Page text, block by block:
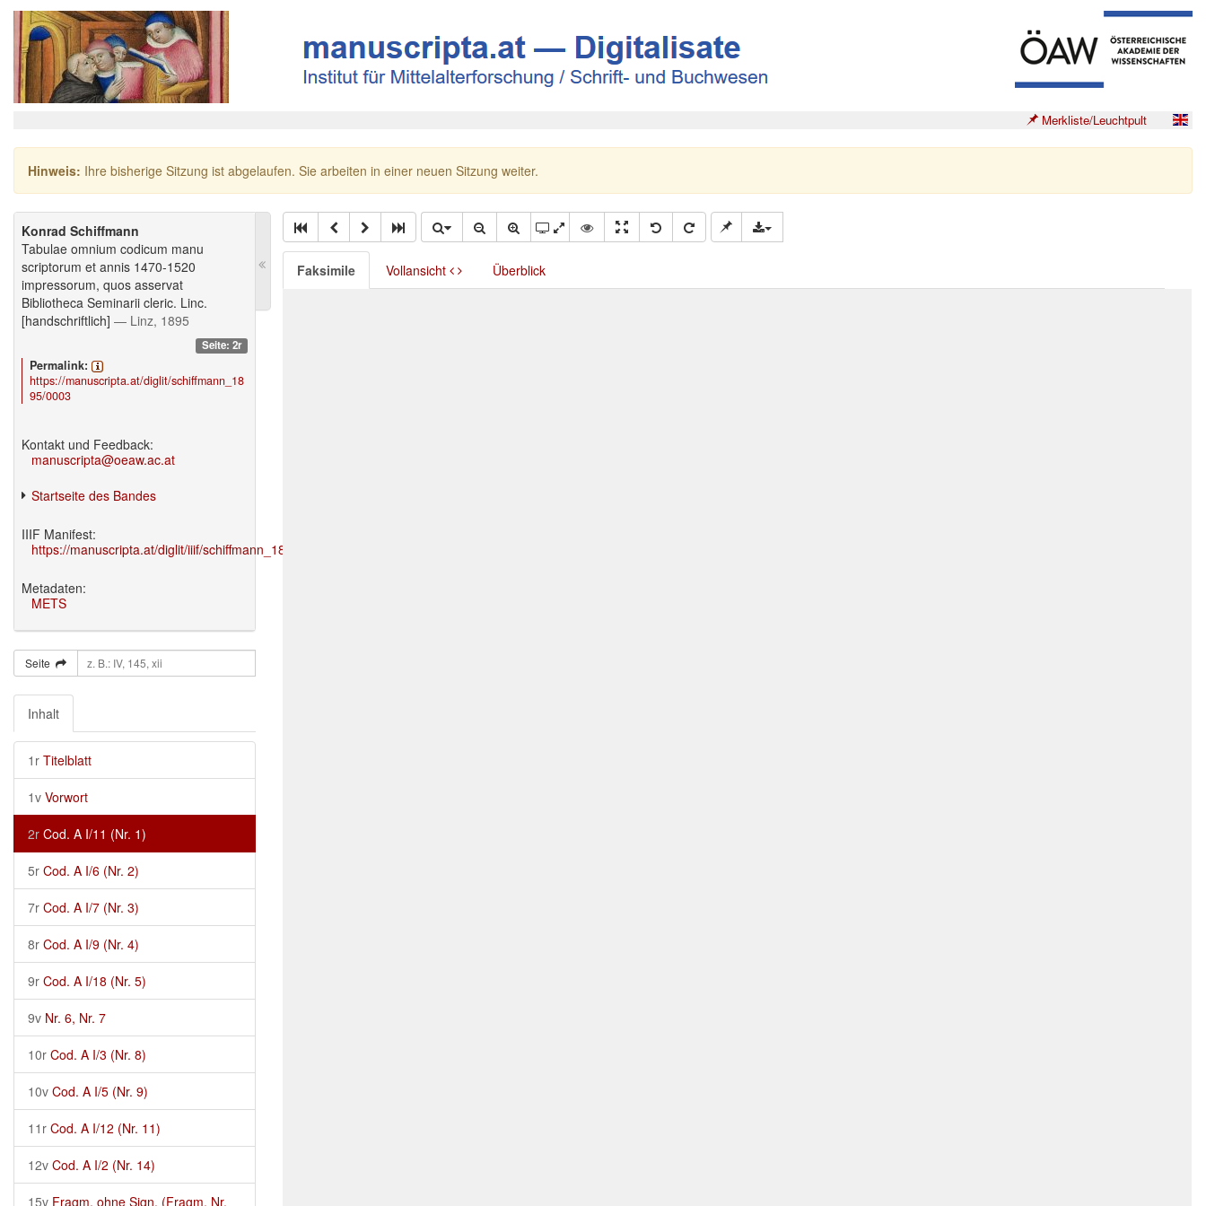
Merkliste/Leuchtpult
Hinweis: Ihre bisherige Sitzung ist abgelaufen. Sie arbeiten in einer neuen Sitzung weiter.
Konrad Schiffmann
Tabulae omnium codicum manu
scriptorum et annis 1470-1520
impressorum, quos asservat
Bibliotheca Seminarii cleric. Linc.
[handschriftlich] — Linz, 1895
Seite: 2r
Permalink:
https://manuscripta.at/diglit/schiffmann_18
95/0003
Kontakt und Feedback:
manuscripta@oeaw.ac.at
Startseite des Bandes
IIIF Manifest:
https://manuscripta.at/diglit/iiif/schiffmann_1895/manifest.json
Metadaten:
METS
Seite
Inhalt
1r Titelblatt
1v Vorwort
2r Cod. A I/11 (Nr. 1)
5r Cod. A I/6 (Nr. 2)
7r Cod. A I/7 (Nr. 3)
8r Cod. A I/9 (Nr. 4)
9r Cod. A I/18 (Nr. 5)
9v Nr. 6, Nr. 7
10r Cod. A I/3 (Nr. 8)
10v Cod. A I/5 (Nr. 9)
11r Cod. A I/12 (Nr. 11)
12v Cod. A I/2 (Nr. 14)
15v Fragm. ohne Sign. (Fragm. Nr.
Faksimile Vollansicht Überblick